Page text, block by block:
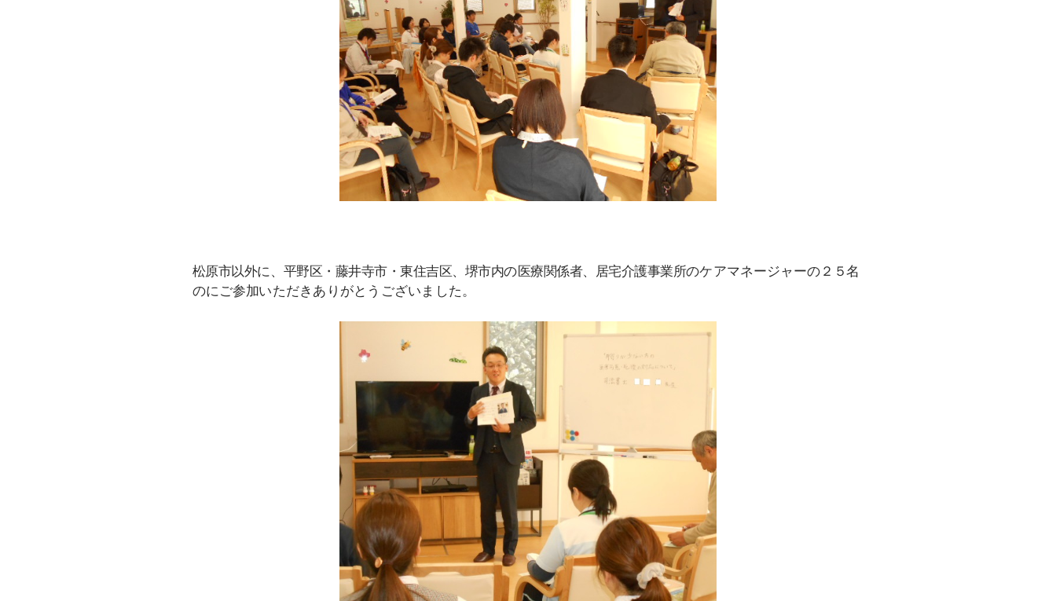
松原市以外に、平野区・藤井寺市・東住吉区、堺市内の医療関係者、居宅介護事業所のケアマネージャーの２５名
のにご参加いただきありがとうございました。